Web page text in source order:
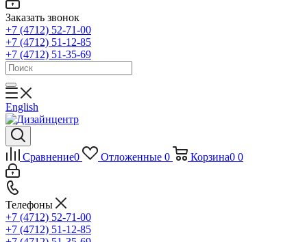
Заказать звонок
+7 (4712) 52-71-00
+7 (4712) 51-12-85
+7 (4712) 51-35-69
English
Сравнение0 Отложенные 0 Корзина0 0
Телефоны
+7 (4712) 52-71-00
+7 (4712) 51-12-85